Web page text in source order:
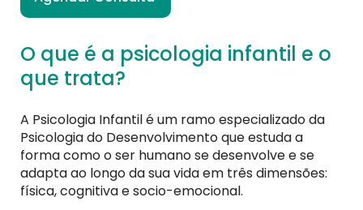
O que é a psicologia infantil e o
que trata?
A Psicologia Infantil é um ramo especializado da
Psicologia do Desenvolvimento que estuda a
forma como o ser humano se desenvolve e se
adapta ao longo da sua vida em três dimensões:
física, cognitiva e socio-emocional.